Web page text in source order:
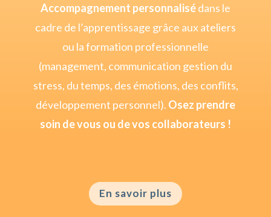
Accompagnement personnalisédans le
cadre de l’apprentissage grâce aux ateliers
ou la formation professionnelle
(management, communication gestion du
stress, du temps, des émotions, des conflits,
développement personnel). Osez prendre
soin de vous ou de vos collaborateurs !
En savoir plus